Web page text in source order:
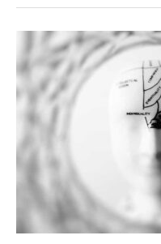
при
стрессе
(Stein,
2021).
Является
ли
повторное
наследственным?